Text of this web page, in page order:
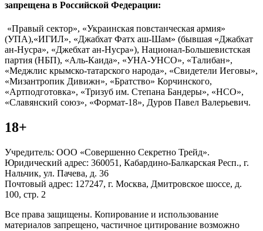
запрещена в Российской Федерации:
«Правый сектор», «Украинская повстанческая армия»
(УПА),«ИГИЛ», «Джабхат Фатх аш-Шам» (бывшая «Джабхат
ан-Нусра», «Джебхат ан-Нусра»), Национал-Большевистская
партия (НБП), «Аль-Каида», «УНА-УНСО», «Талибан»,
«Меджлис крымско-татарского народа», «Свидетели Иеговы»,
«Мизантропик Дивижн», «Братство» Корчинского,
«Артподготовка», «Тризуб им. Степана Бандеры», «НСО»,
«Славянский союз», «Формат-18», Дуров Павел Валерьевич.
18+
Учредитель: ООО «Совершенно Секретно Трейд».
Юридический адрес: 360051, Кабардино-Балкарская Респ., г.
Нальчик, ул. Пачева, д. 36
Почтовый адрес: 127247, г. Москва, Дмитровское шоссе, д.
100, стр. 2
Все права защищены. Копирование и использование
материалов запрещено, частичное цитирование возможно